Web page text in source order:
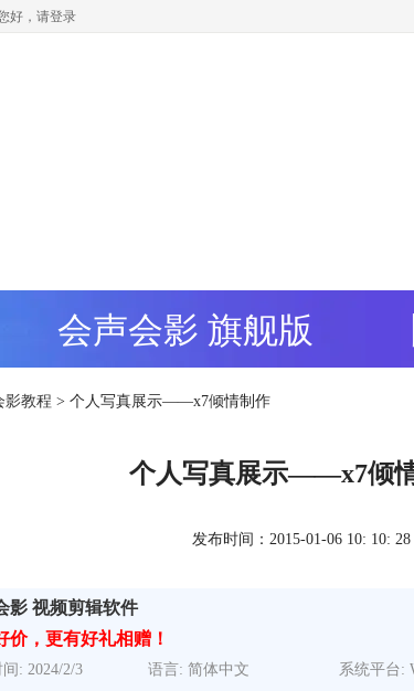
好， 请登录
会声会影 旗舰版
影教程 > 个人写真展示——x7倾情制作
个人写真展示——x7倾
发布时间：2015-01-06 10: 10: 28
影 视频剪辑软件
价，更有好礼相赠！
: 2024/2/3 语言: 简体中文
系统平台: